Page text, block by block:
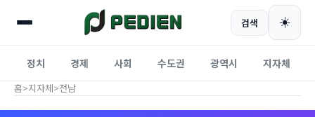
검색 ☀️
정치 경제 사회 수도권 광역시 지자체
홈>지자체>전남